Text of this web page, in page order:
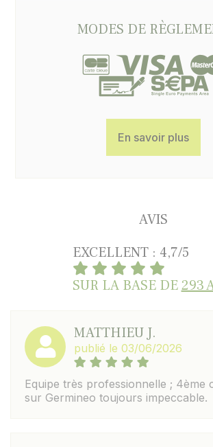
MODES DE
En savoir plus
AVIS
EXCELLENT : 4,7/5
SUR LA BASE DE293
MATTHIEU J.
publié le 03/06/2026
Equipe très professionnelle ; 4ème
sur Germineo toujours impeccable.